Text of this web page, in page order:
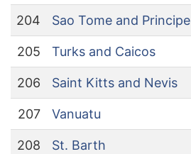
204 Sao Tome and Principe
205 Turks and Caicos
206 Saint Kitts and Nevis
207 Vanuatu
208 St. Barth